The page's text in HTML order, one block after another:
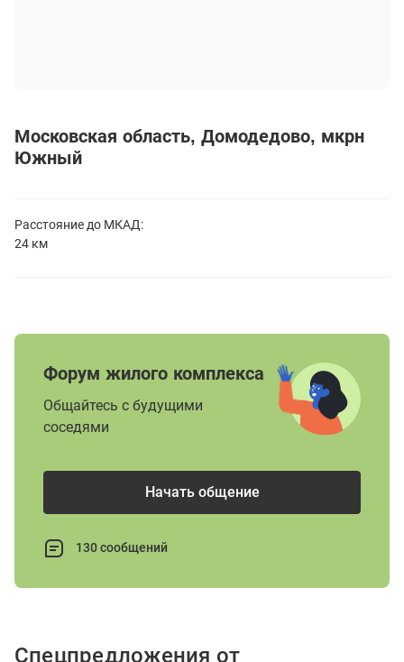
Московская область Домодедово мкрн
Южный
Расстояние до МКАД:
24 км
Форум жилого комплекса
Общайтесь с будущими
соседями
Начать общение
130 сообщений
Спецпредложения от